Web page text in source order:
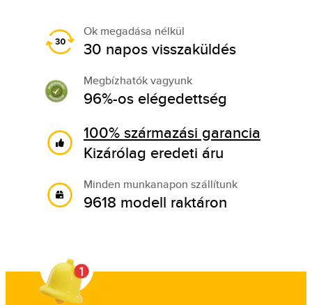
Ok megadása nélkül
30 napos visszaküldés
Megbízhatók vagyunk
96%-os elégedettség
100% származási garancia
Kizárólag eredeti áru
Minden munkanapon szállítunk
9618 modell raktáron